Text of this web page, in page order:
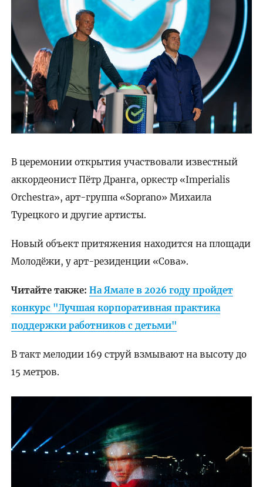
В церемонии открытия участвовали известный
аккордеонист Пётр Дранга, оркестр «Imperialis
Orchestra», арт-группа «Soprano» Михаила
Турецкого и другие артисты.
Новый объект притяжения находится на площади
Молодёжи, у арт-резиденции «Сова».
Читайте также: На Ямале в 2026 году пройдет
конкурс "Лучшая корпоративная практика
поддержки работников с детьми"
В такт мелодии 169 струй взмывают на высоту до
15 метров.